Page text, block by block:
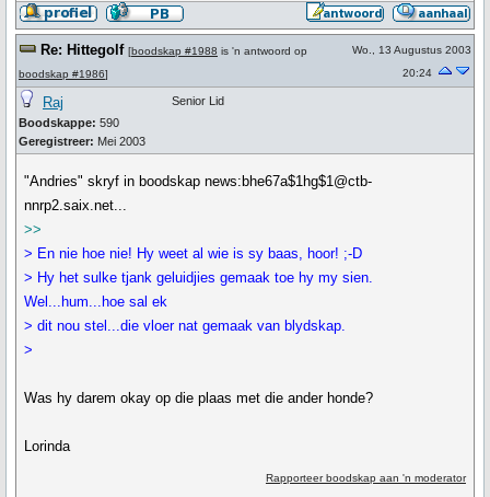
Re: Hittegolf [boodskap #1988 is 'n antwoord op
boodskap #1986]
Wo., 13 Augustus 2003
20:24
Raj
Boodskappe: 590
Geregistreer: Mei 2003
Senior Lid
"Andries" skryf in boodskap news:bhe67a$1hg$1@ctb-
nnrp2.saix.net...
>>
> En nie hoe nie! Hy weet al wie is sy baas, hoor! ;-D
> Hy het sulke tjank geluidjies gemaak toe hy my sien.
Wel...hum...hoe sal ek
> dit nou stel...die vloer nat gemaak van blydskap.
>
Was hy darem okay op die plaas met die ander honde?
Lorinda
Rapporteer boodskap aan 'n moderator